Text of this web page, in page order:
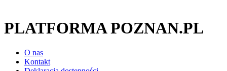
PLATFORMA POZNAN.PL
O nas
Kontakt